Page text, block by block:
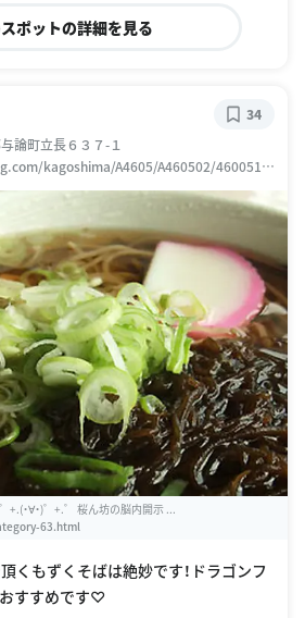
ポットの詳細を見る
論町立長６３７-１
kagoshima/A4605/A460502/4600516
34
+.(・∀・)゜+.゜ 桜ん坊の脳内開示 ...
63.html
くもずくそばは絶妙です！ドラゴンフ
すすめです♡